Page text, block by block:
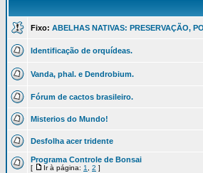
Fixo: ABELHAS NATIVAS: PRESERVAÇÃO,
Identificação de orquídeas.
Vanda, phal. e Dendrobium.
Fórum de cactos brasileiro.
Misterios do Mundo!
Desfolha acer tridente
Programa Controle de Bonsai
[ Ir à página: 1 2 ]